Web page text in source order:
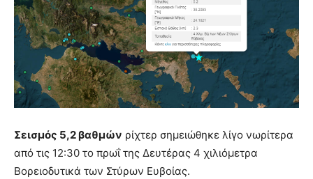
Σεισμός 5,2 βαθμών ρίχτερ σημειώθηκε λίγο νωρίτερα
από τις 12:30 το πρωΐ της Δευτέρας 4 χιλιόμετρα
Βορειοδυτικά των Στύρων Ευβοίας.